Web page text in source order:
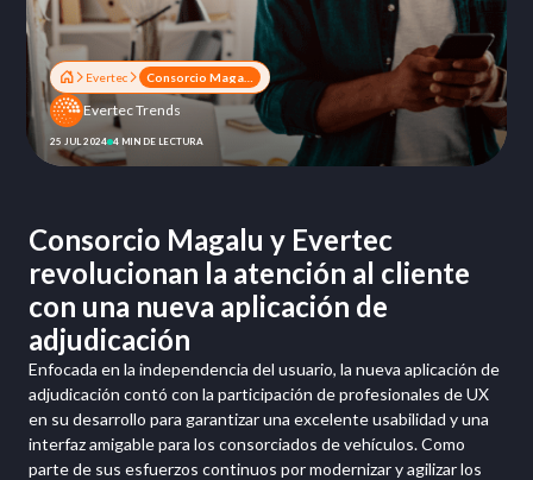
Evertec
Evertec Trends
25 JUL 2024 4 MIN DE LECTURA
Consorcio Magalu y Evertec
revolucionan la atención al cliente
con una nueva aplicación de
adjudicación
Enfocada en la independencia del usuario, la nueva aplicación de
adjudicación contó con la participación de profesionales de UX
en su desarrollo para garantizar una excelente usabilidad y una
interfaz amigable para los consorciados de vehículos. Como
parte de sus esfuerzos continuos por modernizar y agilizar los